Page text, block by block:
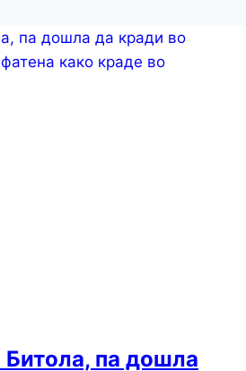
па дошла